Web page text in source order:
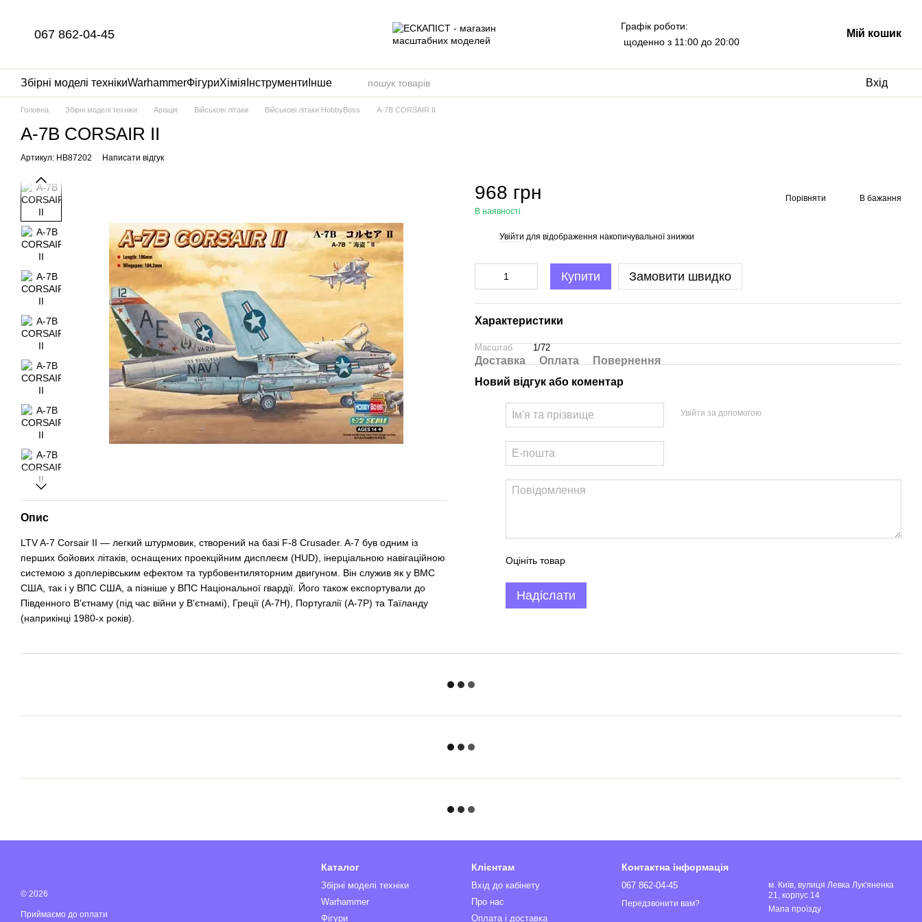
067 862-04-45
Графік роботи:
щоденно з 11:00 до 20:00
Мій кошик
Збірні моделі технікиWarhammerФігуриХімія Інструменти Інше Вхід
Головна Збірні моделі техніки Авіація Військові літаки Військові літаки HobbyBoss A-7B CORSAIR II
A-7B CORSAIR II
Артикул: HB87202 Написати відгук
Опис
LTV A-7 Corsair II — легкий штурмовик, створений на базі F-8 Crusader. A-7 був одним із
перших бойових літаків, оснащених проекційним дисплеєм (HUD), інерціальною навігаційною
системою з доплерівським ефектом та турбовентиляторним двигуном. Він служив як у ВМС
США, так і у ВПС США, а пізніше у ВПС Національної гвардії. Його також експортували до
Південного В'єтнаму (під час війни у В'єтнамі), Греції (A-7H), Португалії (A-7P) та Таїланду
(наприкінці 1980-х років).
968 грн
В наявності
Порівняти В бажання
Увійти для відображення накопичувальної знижки
Купити Замовити швидко
Характеристики
Масштаб 1/72
Доставка Оплата
Повернення
Новий відгук або коментар
Увійти за допомогою
Оцініть товар
Надіслати
© 2026
Приймаємо до оплати
Каталог
Збірні моделі техніки
Warhammer
Фігури
Клієнтам
Вхід до кабінету
Про нас
Оплата і доставка
Контактна інформація
067 862-04-45
Передзвонити вам?
м. Київ, вулиця Левка Лук'яненка
21, корпус 14
Мапа проїзду